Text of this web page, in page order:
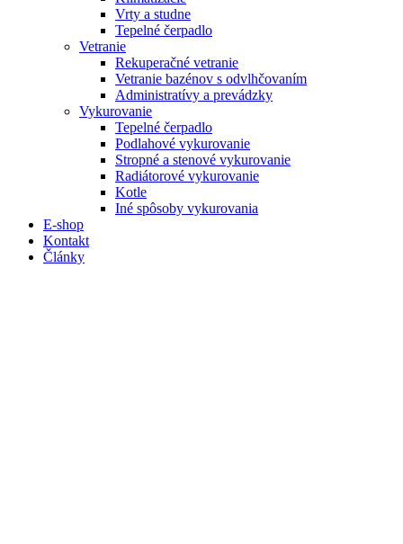
Vrty a studne
Tepelné čerpadlo
Vetranie
Rekuperačné vetranie
Vetranie bazénov s odvlhčovaním
Administratívy a prevádzky
Vykurovanie
Tepelné čerpadlo
Podlahové vykurovanie
Stropné a stenové vykurovanie
Radiátorové vykurovanie
Kotle
Iné spôsoby vykurovania
E-shop
Kontakt
Články